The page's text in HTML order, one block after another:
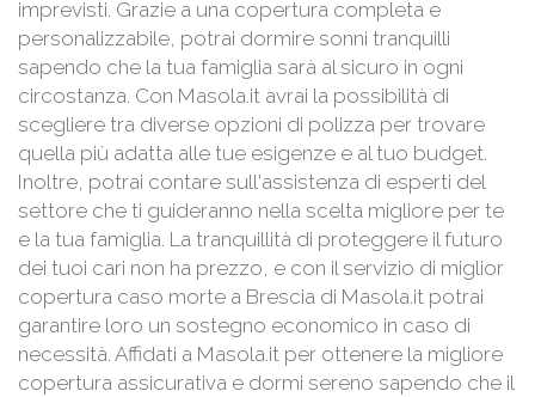
imprevisti. Grazie a una copertura completa e
personalizzabile, potrai dormire sonni tranquilli
sapendo che la tua famiglia sarà al sicuro in ogni
circostanza. Con Masola.it avrai la possibilità di
scegliere tra diverse opzioni di polizza per trovare
quella più adatta alle tue esigenze e al tuo budget.
Inoltre, potrai contare sull'assistenza di esperti del
settore che ti guideranno nella scelta migliore per te
e la tua famiglia. La tranquillità di proteggere il futuro
dei tuoi cari non ha prezzo, e con il servizio di miglior
copertura caso morte a Brescia di Masola.it potrai
garantire loro un sostegno economico in caso di
necessità. Affidati a Masola.it per ottenere la migliore
copertura assicurativa e dormi sereno sapendo che il